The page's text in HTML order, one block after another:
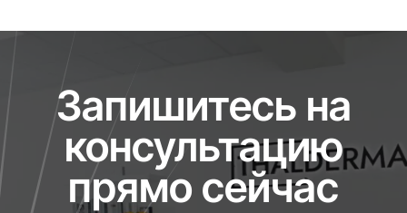
Запишитесь на
консультацию
прямо сейчас